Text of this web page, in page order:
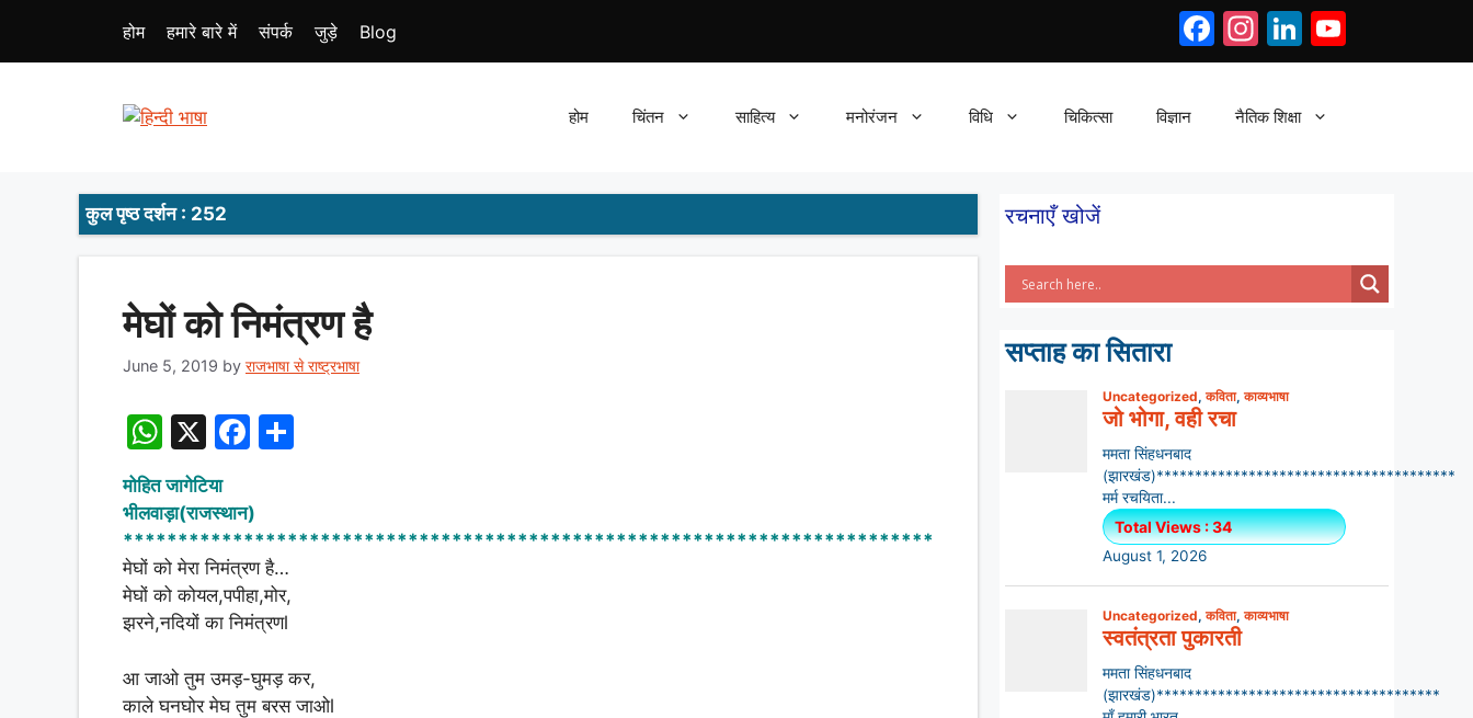
content
Facebook
Instagram
LinkedIn
होम हमारे बारे में संपर्क जुड़े Blog
होम चिंतन साहित्य मनोरंजन विधि चिकित्सा विज्ञान नैतिक शिक्षा
कुल पृष्ठ दर्शन : 252
मेघों को निमंत्रण है
June 5, 2019 by राजभाषा से राष्ट्रभाषा
W
at
s
A
p
p
X
F
c
e
b
o
o
k
e
मोहित जागेटिया
भीलवाड़ा(राजस्थान)
**************************************************************************
मेघों को मेरा निमंत्रण है…
मेघों को कोयल,पपीहा,मोर,
झरने,नदियों का निमंत्रणl
आ जाओ तुम उमड़-घुमड़ कर,
काले घनघोर मेघ तुम बरस जाओl
रचनाएँ खोजें
सप्ताह का सितारा